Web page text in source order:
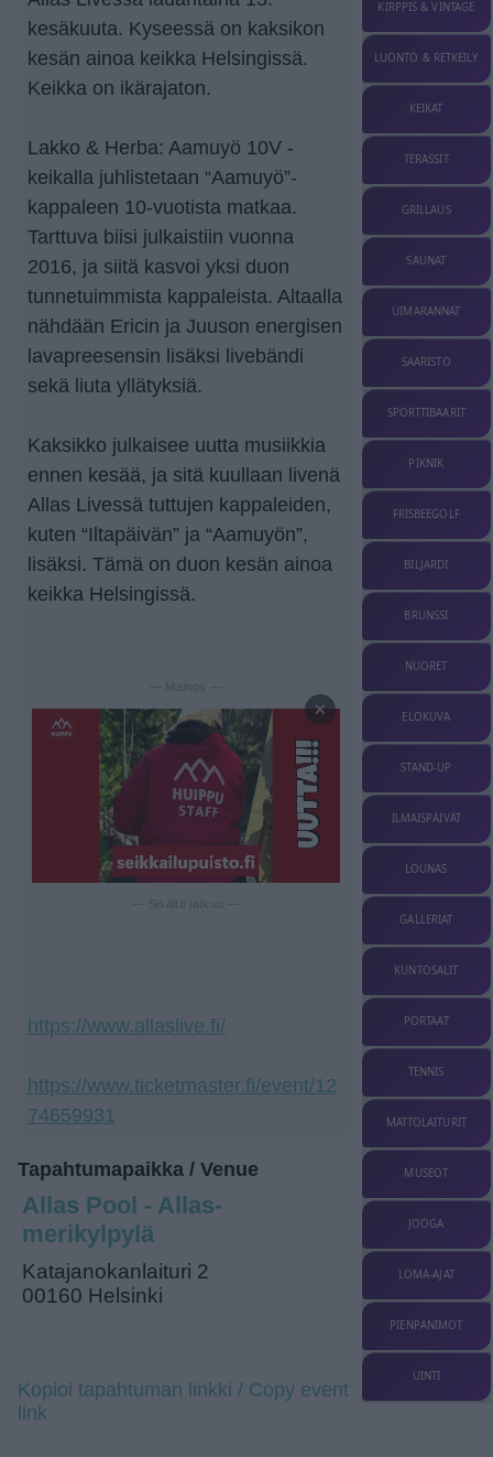
kesäkuuta. Kyseessä on kaksikon
kesän ainoa keikka Helsingissä.
Keikka on ikärajaton.
Lakko & Herba: Aamuyö 10V -
keikalla juhlistetaan “Aamuyö”-
kappaleen 10-vuotista matkaa.
Tarttuva biisi julkaistiin vuonna
2016, ja siitä kasvoi yksi duon
tunnetuimmista kappaleista. Altaalla
nähdään Ericin ja Juuson energisen
lavapreesensin lisäksi livebändi
sekä liuta yllätyksiä.
Kaksikko julkaisee uutta musiikkia
ennen kesää, ja sitä kuullaan livenä
Allas Livessä tuttujen kappaleiden,
kuten “Iltapäivän” ja “Aamuyön”,
lisäksi. Tämä on duon kesän ainoa
keikka Helsingissä.
— Mainos —
×
https://www.allaslive.fi/
https://www.ticketmaster.fi/event/12
74659931
Tapahtumapaikka / Venue
Allas Pool - Allas-
merikylpylä
Katajanokanlaituri 2
00160 Helsinki
Kopioi tapahtuman linkki / Copy event
link
KIRPPIS & VINTAGE
LUONTO & RETKEILY
KEIKAT
TERASSIT
GRILLAUS
SAUNAT
UIMARANNAT
SAARISTO
SPORTTIBAARIT
PIKNIK
FRISBEEGOLF
BILJARDI
BRUNSSI
NUORET
ELOKUVA
STAND-UP
ILMAISPÄIVÄT
LOUNAS
GALLERIAT
KUNTOSALIT
PORTAAT
TENNIS
MATTOLAITURIT
MUSEOT
JOOGA
LOMA-AJAT
PIENPANIMOT
UINTI